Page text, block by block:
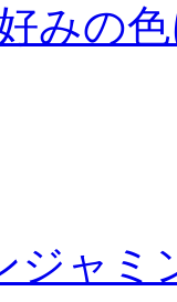
みの
ジャミ